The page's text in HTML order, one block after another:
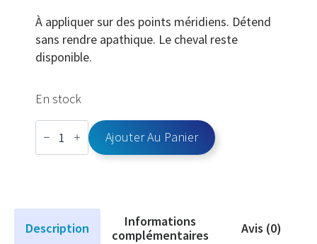
À appliquer sur des points méridiens. Détend
sans rendre apathique. Le cheval reste
disponible.
En stock
quantité
de
Lot
Ajouter Au Panier
Description
Informations
complémentaires
Avis (0)